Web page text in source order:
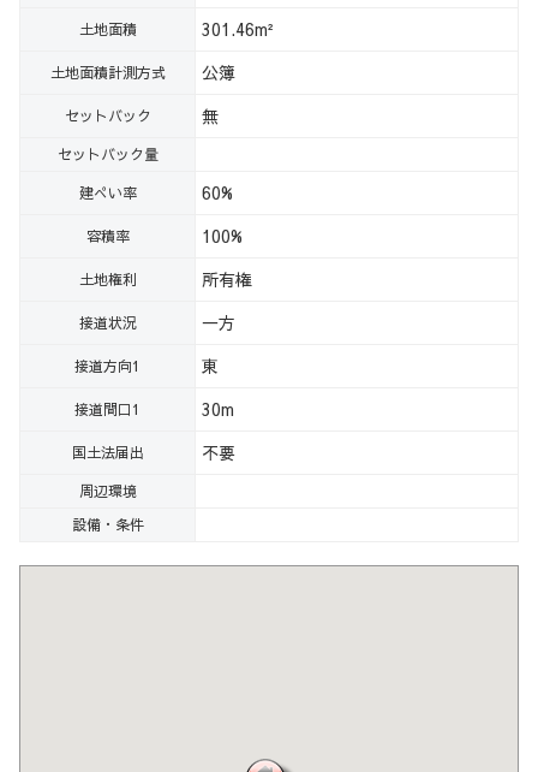
土地面積 301.46m²
土地面積計測方式 公簿
セットバック 無
セットバック量
建ぺい率
60%
容積率 100%
土地権利 所有権
接道状況 一方
接道方向1 東
接道間口1 30m
国土法届出 不要
周辺環境
設備・条件